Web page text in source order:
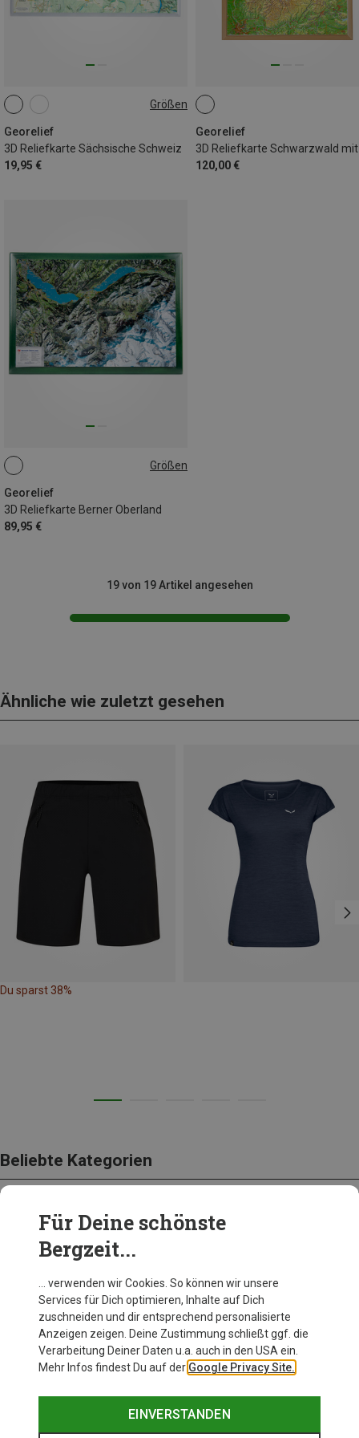
Größen
Georelief
3D Reliefkarte Sächsische Schweiz
19,95 €
KLEIN
Georelief
120,00 €
Größen
Georelief
3D Reliefkarte Berner Oberland
89,95 €
MITTEL
19 von 19 Artikel angesehen
Ähnliche wie zuletzt gesehen
Du sparst 38%
Beliebte Kategorien
BEKLEIDUNG
Für Deine schönste
Bergzeit...
… verwenden wir Cookies. So können wir unsere
Services für Dich optimieren, Inhalte auf Dich
zuschneiden und dir entsprechend personalisierte
Anzeigen zeigen. Deine Zustimmung schließt ggf. die
Verarbeitung Deiner Daten u.a. auch in den USA ein.
Mehr Infos findest Du auf der Google Privacy Site.
EINVERSTANDEN